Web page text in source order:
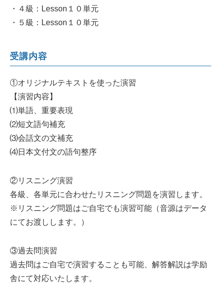
・４級：Lesson１０単元
・５級：Lesson１０単元
受講内容
①オリジナルテキストを使った演習
【演習内容】
⑴単語、重要表現
⑵短文語句補充
⑶会話文の文補充
⑷日本文付文の語句整序
②リスニング演習
各級、各単元に合わせたリスニング問題を演習します。
※リスニング問題はご自宅でも演習可能（音源はデータ
にてお渡しします。）
③過去問演習
過去問はご自宅で演習することも可能、解答解説は学励
舎にて対応いたします。